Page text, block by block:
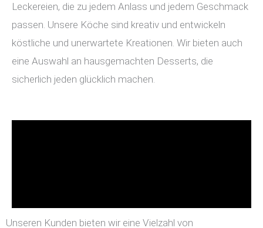
Leckereien, die zu jedem Anlass und jedem Geschmack
passen. Unsere Köche sind kreativ und entwickeln
köstliche und unerwartete Kreationen. Wir bieten auch
eine Auswahl an hausgemachten Desserts, die
sicherlich jeden glücklich machen.
Unseren Kunden bieten wir eine Vielzahl von